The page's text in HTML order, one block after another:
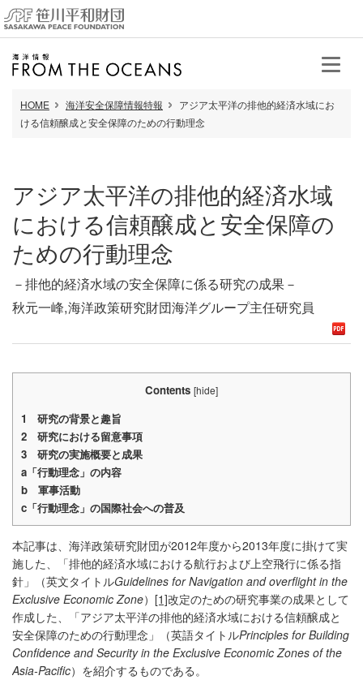
HOME 海洋安全保障情報特報
アジア太平洋の排他的経済水域にお
ける信頼醸成と安全保障のための行動理念
アジア太平洋の排他的経済水域
における信頼醸成と安全保障の
ための行動理念
－排他的経済水域の安全保障に係る研究の成果－
秋元一峰,海洋政策研究財団海洋グループ主任研究員
Contents [hide]
1
研究の背景と趣旨
2 研究における留意事項
3 研究の実施概要と成果
a 「行動理念」の内容
b 軍事活動
c 「行動理念」の国際社会への普及
本記事は、海洋政策研究財団が2012年度から2013年度に掛けて実
施した、「排他的経済水域における航行および上空飛行に係る指
針」（英文タイトルGuidelines for Navigation and overflight in the
Exclusive Economic Zone） [1]改定のための研究事業の成果として
作成した、「アジア太平洋の排他的経済水域における信頼醸成と
安全保障のための行動理念」（英語タイトルPrinciples for Building
Confidence and Security in the Exclusive Economic Zones of the
Asia-Pacific）を紹介するものである。